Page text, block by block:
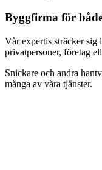
Byggfirma för
Vår expertis sträcker sig
privatpersoner, företag
Snickare och andra
många av våra tjänster.